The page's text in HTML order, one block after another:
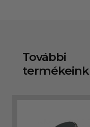
További
termékeink